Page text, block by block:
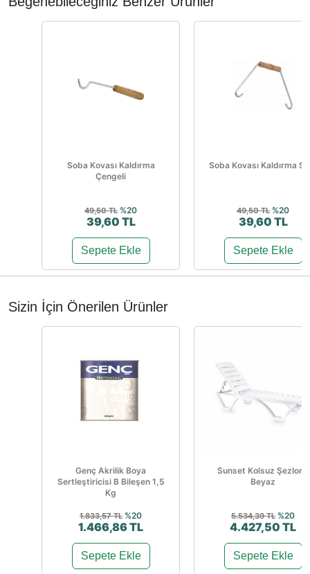
Soba Kovası Kaldırma
Çengeli
49,50 TL %20
39,60 TL
Sepete Ekle
Soba Kovası Kaldırma
49,50 TL %20
39,60 TL
Sepete Ekle
Sizin İçin Önerilen Ürünler
Genç Akrilik Boya
Sertleştiricisi B Bileşen 1,5
Kg
1.833,57 TL %20
1.466,86 TL
Sepete Ekle
Sunset Kolsuz Şezlong
Beyaz
5.534,39 TL %20
4.427,50 TL
Sepete Ekle